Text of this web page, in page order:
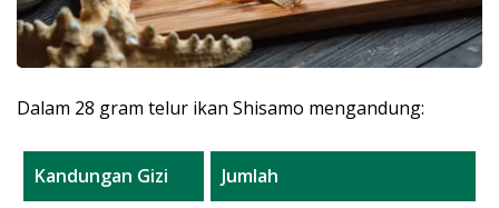
Dalam 28 gram telur ikan Shisamo mengandung:
Kandungan Gizi Jumlah